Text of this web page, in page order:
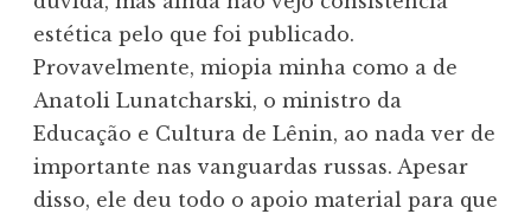
estética pelo que foi publicado.
Provavelmente, miopia minha como a de
Anatoli Lunatcharski, o ministro da
Educação e Cultura de Lênin, ao nada ver de
importante nas vanguardas russas. Apesar
disso, ele deu todo o apoio material para que